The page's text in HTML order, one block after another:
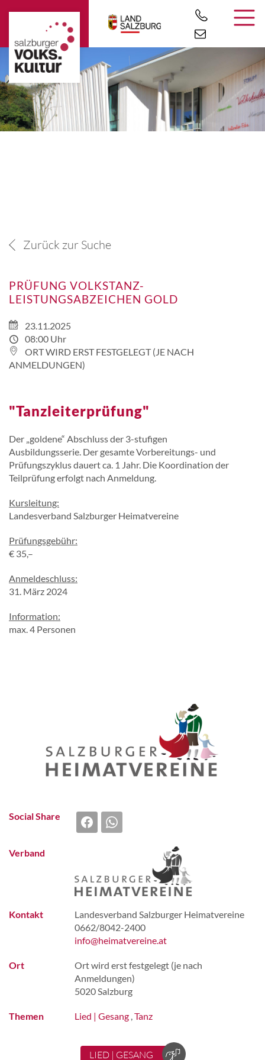
Zurück zur Suche
LIED | GESANG
PRÜFUNG VOLKSTANZ-
LEISTUNGSABZEICHEN GOLD
23.11.2025
08:00 Uhr
ORT WIRD ERST FESTGELEGT (JE NACH
ANMELDUNGEN)
"Tanzleiterprüfung"
Der „goldene“ Abschluss der 3-stufigen
Ausbildungsserie. Der gesamte Vorbereitungs- und
Prüfungszyklus dauert ca. 1 Jahr. Die Koordination der
Teilprüfung erfolgt nach Anmeldung.
Kursleitung:
Landesverband Salzburger Heimatvereine
Prüfungsgebühr:
€ 35,–
Anmeldeschluss:
31. März 2024
Information:
max. 4 Personen
Social Share
Verband
Kontakt
Landesverband Salzburger Heimatvereine
0662/8042-2400
info@heimatvereine.at
Ort
Ort wird erst festgelegt (je nach
Anmeldungen)
5020 Salzburg
Themen Lied | Gesang Tanz